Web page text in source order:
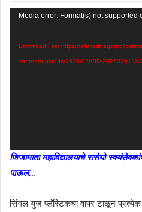
Video
Media error: Format(s) not supported
Download File: https://
content/uploads/2025/02/VID-20250201-
जिजामाता महाविद्यालयाचे रासेयो
पाऊल...
सिंगल युज प्लॅस्टिकचा वापर टाळून प्रत्येक